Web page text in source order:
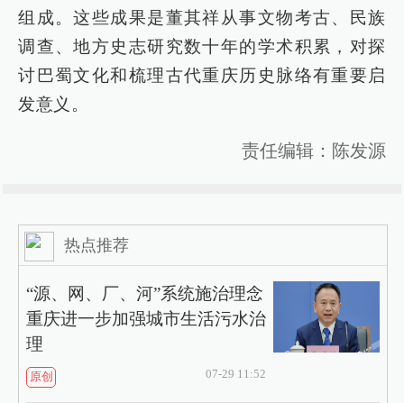
组成。这些成果是董其祥从事文物考古、民族
调查、地方史志研究数十年的学术积累，对探
讨巴蜀文化和梳理古代重庆历史脉络有重要启
发意义。
责任编辑：陈发源
热点推荐
“源、网、厂、河”系统施治理念
重庆进一步加强城市生活污水治
理
原创 07-29 11:52